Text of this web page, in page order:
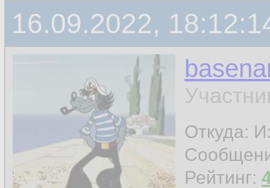
16.09.2022,
Откуда:
Рейтинг: